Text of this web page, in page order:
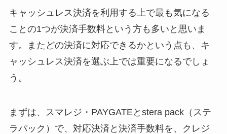
キャッシュレス決済を利用する上で最も気になる
ことの1つが決済手数料という方も多いと思いま
す。またどの決済に対応できるかという点も、キ
ャッシュレス決済を選ぶ上では重要になるでしょ
う。
まずは、スマレジ・PAYGATEとstera pack（ステ
ラパック）で、対応決済と決済手数料を、クレジ